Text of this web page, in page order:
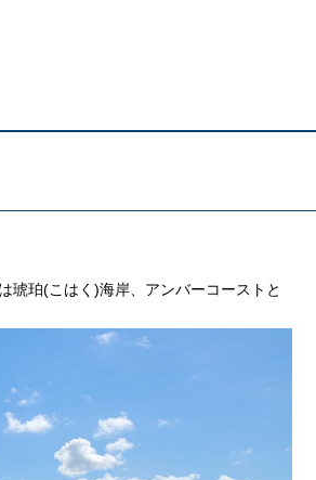
メルマガ登録
クルーズの楽しみ方
琥珀(こはく)海岸、アンバーコーストと